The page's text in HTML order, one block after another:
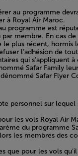
au programme
à Royal Air Maroc.
programme est
par membre. En cas
plus récent, hormis
l’adhésion de
qui s’appliquent
Safar Family
Safar Flyer
personnel sur lequel
les vols Royal Air
du programme
les membres des
que pour les vols